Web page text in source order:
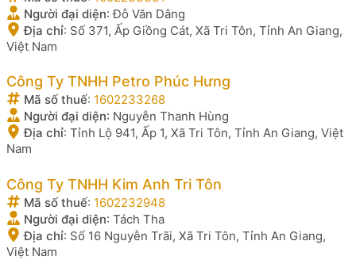
Người đại diện:Đỗ Văn Dâng
Địa chỉ: Số 371, Ấp Giồng Cát, Xã Tri Tôn, Tỉnh An Giang,
Việt Nam
Công Ty TNHH Petro Phúc Hưng
Mã số thuế: 1602233268
Người đại diện: Nguyễn Thanh Hùng
Địa chỉ: Tỉnh Lộ 941, Ấp 1, Xã Tri Tôn, Tỉnh An Giang, Việt
Nam
Công Ty TNHH Kim Anh Tri Tôn
Mã số thuế: 1602232948
Người đại diện: Tách Tha
Địa chỉ: Số 16 Nguyễn Trãi, Xã Tri Tôn, Tỉnh An Giang,
Việt Nam